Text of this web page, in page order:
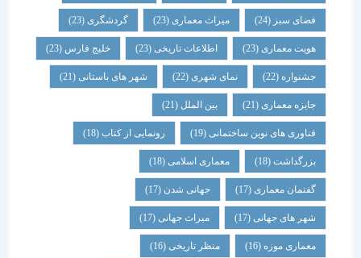
فضای سبز(24) میراث معماری (23) گردشگری (23)
هویت معماری (23) اطلاعات تاریخی(23) خلیج فارس(23)
جشنواره(22) نمای شهری(22) شهر های باستانی (21)
جایزه معماری (21) بین الملل(21)
فناوری های نوین ساختمانی(19) رونمایی از کتاب (18)
بزرگداشت (18) معماری اسلامی(18)
گفتمان معماری (17) جهانی شدن(17)
شهر های جهانی(17) میراث جهانی(17)
معماری موزه(16) منظر تاریخی (16)